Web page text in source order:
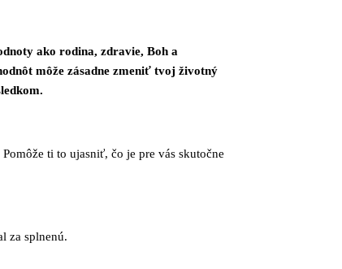
ako rodina, zdravie, Boh a
môže zásadne zmeniť tvoj životný
ti to ujasniť, čo je pre vás skutočne
za splnenú.